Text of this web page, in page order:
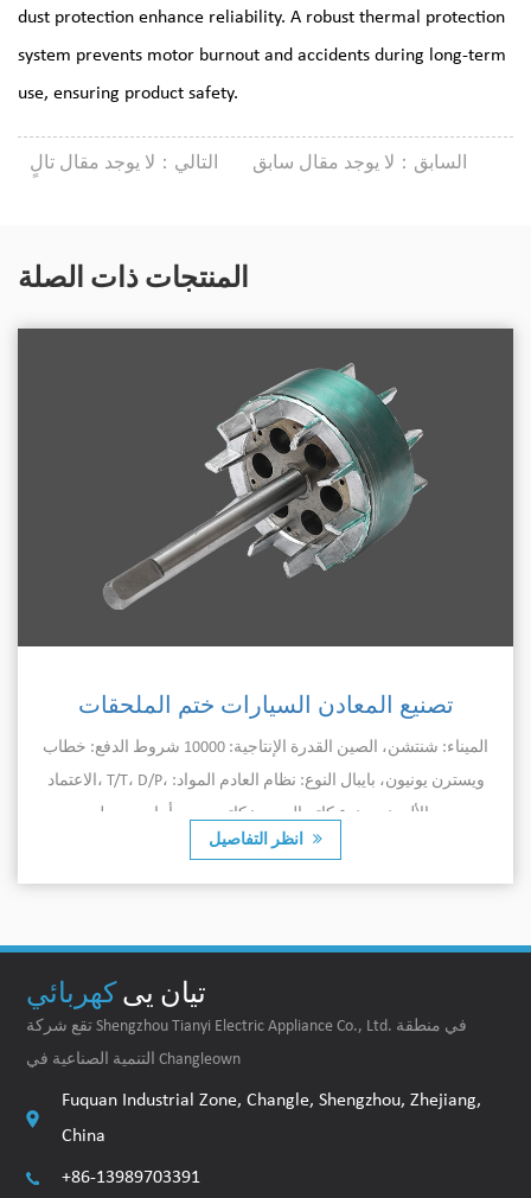
dust protection enhance reliability. A robust thermal protection
system prevents motor burnout and accidents during long-term
use, ensuring product safety.
السابق：لا يوجد مقال سابق التالي：لا يوجد مقال تالٍ
المنتجات ذات الصلة
تصنيع المعادن السيارات ختم الملحقات
الميناء: شنتشن، الصين القدرة الإنتاجية: 10000 شروط الدفع: خطاب
الاعتماد، T/T، D/P، ويسترن يونيون، بايبال النوع: نظام العادم المواد:
تيان يى كهربائي
تقع شركة Shengzhou Tianyi Electric Appliance Co., Ltd. في منطقة
التنمية الصناعية في Changleown
Fuquan Industrial Zone, Changle, Shengzhou, Zhejiang,
China
+86-13989703391